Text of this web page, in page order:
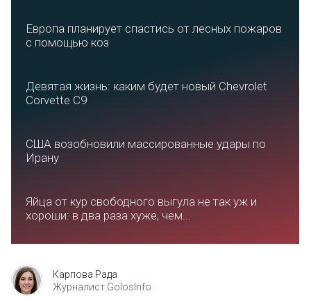
Европа планирует спастись от лесных пожаров
с помощью коз
Девятая жизнь: каким будет новый Chevrolet
Corvette C9
США возобновили массированные удары по
Ирану
Яйца от кур свободного выгула не так уж и
хороши: в два раза хуже, чем...
Карпова Рада
Журналист GolosInfo